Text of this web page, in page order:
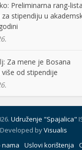
Preliminarna rang-lista
stipendiju u
Za mene je Bosana
više od stipendije
Udruženje "Spajalica"
Developed byVisualis
nama Uslovi korištenja